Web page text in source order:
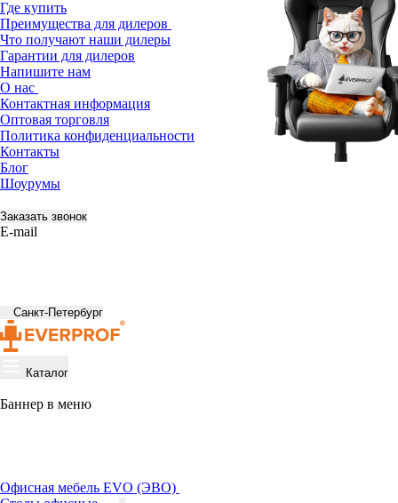
Где купить
Преимущества для дилеров
Что получают наши дилеры
Гарантии для дилеров
Напишите нам
О нас
Контактная информация
Оптовая торговля
Политика конфиденциальности
Контакты
Блог
Шоурумы
Заказать звонок
E-mail
Санкт-Петербург
Каталог
Баннер в меню
Офисная мебель EVO (ЭВО)